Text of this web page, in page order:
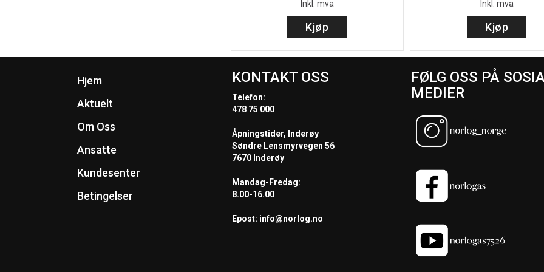
Inkl. mva
Kjøp
Inkl. mva
Kjøp
Hjem
Aktuelt
Om Oss
Ansatte
Kundesenter
Betingelser
KONTAKT OSS
Telefon:
478 75 000
Åpningstider, Inderøy
Søndre Lensmyrvegen 56
7670 Inderøy
Mandag-Fredag:
8.00-16.00
Epost: info@norlog.no
FØLG OSS PÅ
MEDIER